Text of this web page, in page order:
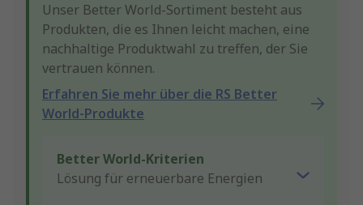
Unser Better World-Sortiment besteht aus
Produkten, die es Ihnen leicht machen, eine
nachhaltige Produktwahl zu treffen, der Sie
vertrauen können.
Erfahren Sie mehr über die RS Better
World-Produkte
Better World-Kriterien
Lösung für erneuerbare Energien